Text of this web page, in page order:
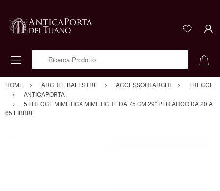
HOME ARCHI E BALESTRE ACCESSORI ARCHI
FRECCE
ANTICAPORTA
5 FRECCE MIMETICA MIMETICHE DA 75 CM 29" PER ARCO DA 20 A
65 LIBBRE